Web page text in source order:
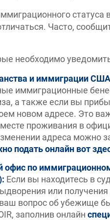
Часто,
необходимо
и иммиграции
иммиграционные
а также если вы
новом адресе. Это
проживания в
адреса можно
подать онлайн вот
офис по
Если вы находитесь в
или
вопрос об убежище
заполнив онлайн